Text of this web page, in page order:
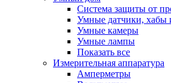
Система защиты от
Умные датчики, хабы
Умные камеры
Умные лампы
Показать все
Измерительная аппаратура
Амперметры